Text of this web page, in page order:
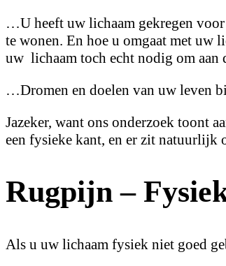
…U heeft uw lichaam gekregen
te wonen. En hoe u omgaat met uw
uw lichaam toch echt nodig om
…Dromen en doelen van uw leven
Jazeker, want ons onderzoek toont
een fysieke kant, en er zit
Rugpijn –
Als u uw lichaam fysiek niet goed